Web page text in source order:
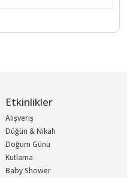
Etkinlikler
Alışveriş
Düğün & Nikah
Doğum Günü
Kutlama
Baby Shower